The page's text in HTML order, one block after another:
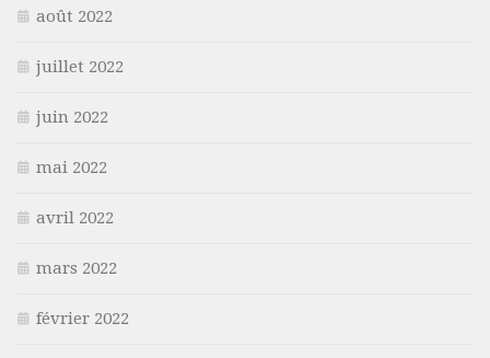
août 2022
juillet 2022
juin 2022
mai 2022
avril 2022
mars 2022
février 2022